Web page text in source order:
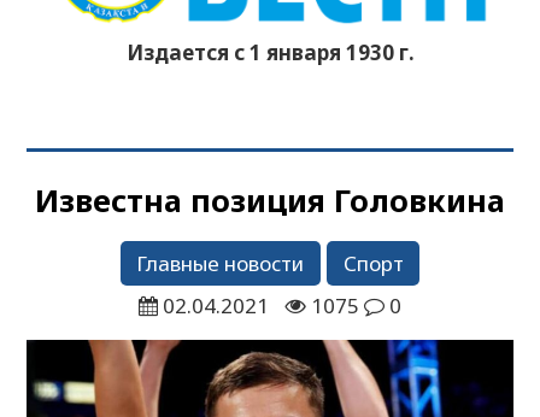
Издается с 1 января 1930 г.
Известна позиция Головкина
Главные новости
Спорт
02.04.2021
1075 0